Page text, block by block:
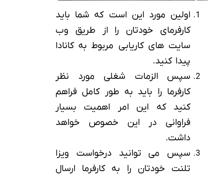
اولین مورد این است که شما باید
کارفرمای خودتان را از طریق وب
سایت های کاریابی مربوط به کانادا
پیدا کنید.
سپس الزمات شغلی مورد نظر
کارفرما را باید به طور کامل فراهم
کنید که این امر اهمیت بسیار
فراوانی در این خصوص خواهد
داشت.
سپس می توانید درخواست ویزا
تلنت خودتان را به کارفرما ارسال